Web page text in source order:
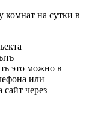
комнат на сутки в
это можно в
или
через